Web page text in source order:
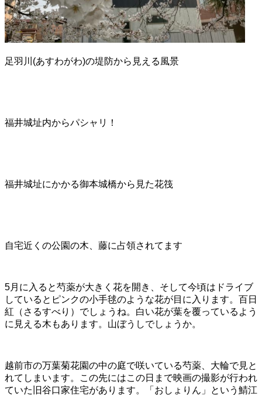
足羽川(あすわがわ)の堤防から見える風景
福井城址内からパシャリ！
福井城址にかかる御本城橋から見た花筏
自宅近くの公園の木、藤に占領されてます
5月に入ると芍薬が大きく花を開き、そして今頃はドライブ
しているとピンクの小手毬のような花が目に入ります。百日
紅（さるすべり）でしょうね。白い花が葉を覆っているよう
に見える木もあります。山ぼうしでしょうか。
越前市の万葉菊花園の中の庭で咲いている芍薬、大輪で見と
れてしまいます。この先にはこの日まで映画の撮影が行われ
ていた旧谷口家住宅があります。「おしょりん」という鯖江